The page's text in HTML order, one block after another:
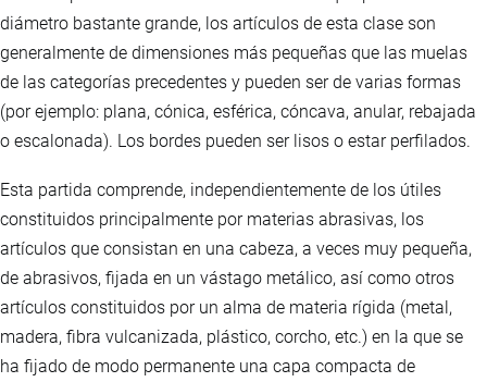
diámetro bastante grande, los artículos de esta clase son
generalmente de dimensiones más pequeñas que las muelas
de las categorías precedentes y pueden ser de varias formas
(por ejemplo: plana, cónica, esférica, cóncava, anular, rebajada
o escalonada). Los bordes pueden ser lisos o estar perfilados.
Esta partida comprende, independientemente de los útiles
constituidos principalmente por materias abrasivas, los
artículos que consistan en una cabeza, a veces muy pequeña,
de abrasivos, fijada en un vástago metálico, así como otros
artículos constituidos por un alma de materia rígida (metal,
madera, fibra vulcanizada, plástico, corcho, etc.) en la que se
ha fijado de modo permanente una capa compacta de